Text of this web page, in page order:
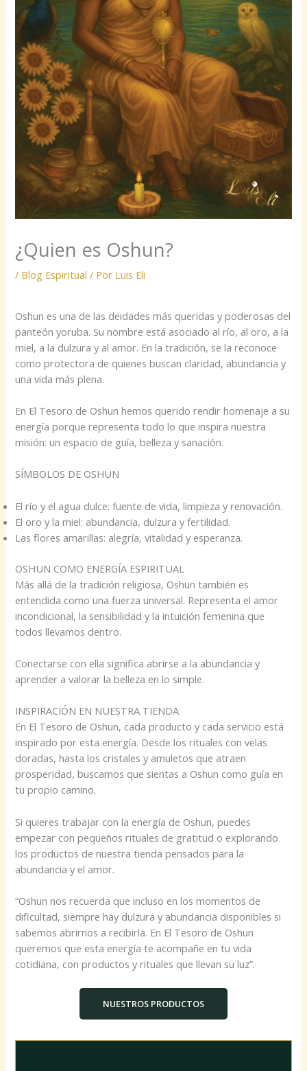
¿Quien es Oshun?
/ Blog Espiritual / Por Luis Eli
Oshun es una de las deidades más queridas y poderosas del
panteón yoruba. Su nombre está asociado al río, al oro, a la
miel, a la dulzura y al amor. En la tradición, se la reconoce
como protectora de quienes buscan claridad, abundancia y
una vida más plena.
En El Tesoro de Oshun hemos querido rendir homenaje a su
energía porque representa todo lo que inspira nuestra
misión: un espacio de guía, belleza y sanación.
SÍMBOLOS DE OSHUN
El río y el agua dulce: fuente de vida, limpieza y renovación.
El oro y la miel: abundancia, dulzura y fertilidad.
Las flores amarillas: alegría, vitalidad y esperanza.
OSHUN COMO ENERGÍA ESPIRITUAL
Más allá de la tradición religiosa, Oshun también es
entendida como una fuerza universal. Representa el amor
incondicional, la sensibilidad y la intuición femenina que
todos llevamos dentro.
Conectarse con ella significa abrirse a la abundancia y
aprender a valorar la belleza en lo simple.
INSPIRACIÓN EN NUESTRA TIENDA
En El Tesoro de Oshun, cada producto y cada servicio está
inspirado por esta energía. Desde los rituales con velas
doradas, hasta los cristales y amuletos que atraen
prosperidad, buscamos que sientas a Oshun como guía en
tu propio camino.
Si quieres trabajar con la energía de Oshun, puedes
empezar con pequeños rituales de gratitud o explorando
los productos de nuestra tienda pensados para la
abundancia y el amor.
“Oshun nos recuerda que incluso en los momentos de
dificultad, siempre hay dulzura y abundancia disponibles si
sabemos abrirnos a recibirla. En El Tesoro de Oshun
queremos que esta energía te acompañe en tu vida
cotidiana, con productos y rituales que llevan su luz”.
NUESTROS PRODUCTOS